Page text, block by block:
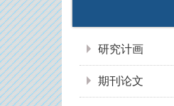
研究计画
期刊论文